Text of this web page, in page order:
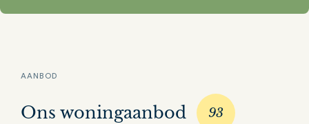
AANBOD
Ons woningaanbod 93